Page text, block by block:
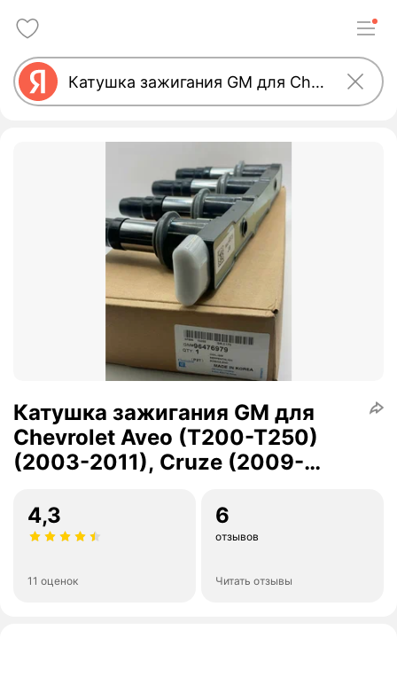
Катушка зажигания GM для
Chevrolet Aveo (T200-T250)
(2003-2011), Cruze (2009-
Опель Астра / 96476979
4,3
11 оценок
6
отзывов
Читать отзывы